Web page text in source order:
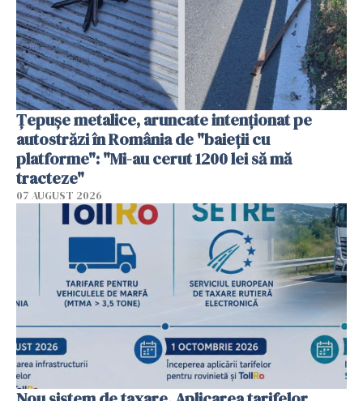
Țepușe metalice, aruncate intenționat pe
autostrăzi în România de "baieții cu
platforme": "Mi-au cerut 1200 lei să mă
tracteze"
07 AUGUST 2026